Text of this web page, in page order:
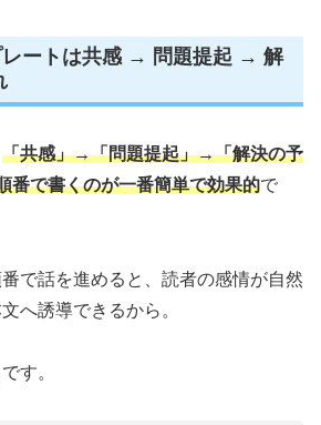
レートは共感 → 問題提起 → 解
「共感」→「問題提起」→「解決の予
番で書くのが一番簡単で効果的で
で話を進めると、読者の感情が自然
へ誘導できるから。
す。